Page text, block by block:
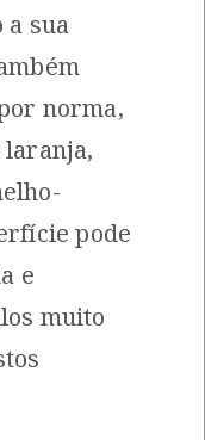
peregrina
peregrina
invasora
por:
a sua
norma,
laranja,
pode
e
muito